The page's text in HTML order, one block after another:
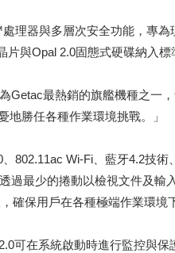
理器與多層次安全功能，專為
與Opal 2.0固態式硬碟納入
Getac最熱銷的旗艦機種之一
勝任各種作業環境挑戰。」
802.11ac Wi-Fi、藍牙4.2技術
過最少的捲動以檢視文件及輸
保用戶在各種極端作業環境
可在系統啟動時進行監控與保